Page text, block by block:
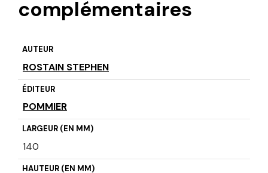
complémentaires
AUTEUR
ROSTAIN STEPHEN
ÉDITEUR
POMMIER
LARGEUR (EN MM)
140
HAUTEUR (EN MM)